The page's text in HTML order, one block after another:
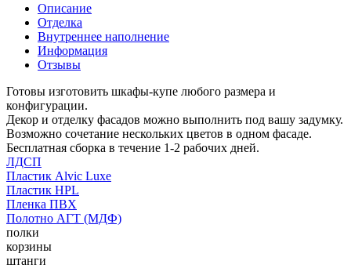
Описание
Отделка
Внутреннее наполнение
Информация
Отзывы
Готовы изготовить шкафы-купе любого размера и
конфигурации.
Декор и отделку фасадов можно выполнить под вашу задумку.
Возможно сочетание нескольких цветов в одном фасаде.
Бесплатная сборка в течение 1-2 рабочих дней.
ЛДСП
Пластик Alvic Luxe
Пластик HPL
Пленка ПВХ
Полотно АГТ (МДФ)
полки
корзины
штанги